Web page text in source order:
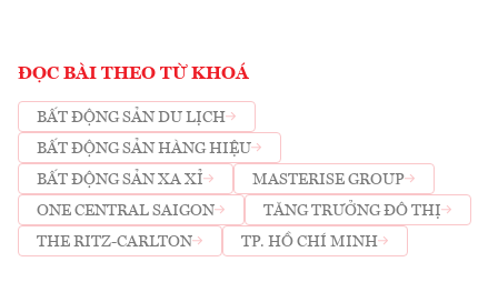
ĐỌC BÀI THEO TỪ KHOÁ
BẤT ĐỘNG SẢN DU LỊCH
BẤT ĐỘNG SẢN HÀNG HIỆU
BẤT ĐỘNG SẢN XA XỈ
MASTERISE GROUP
ONE CENTRAL SAIGON
TĂNG TRƯỞNG ĐÔ THỊ
THE RITZ-CARLTON
TP. HỒ CHÍ MINH